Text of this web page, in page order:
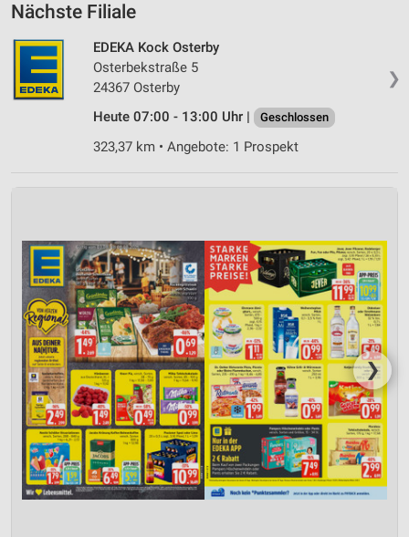
Nächste Filiale
❯
EDEKA Kock Osterby
Osterbekstraße 5
24367 Osterby
Heute 07:00 - 13:00 Uhr |
Geschlossen
323,37 km • Angebote: 1 Prospekt
❯